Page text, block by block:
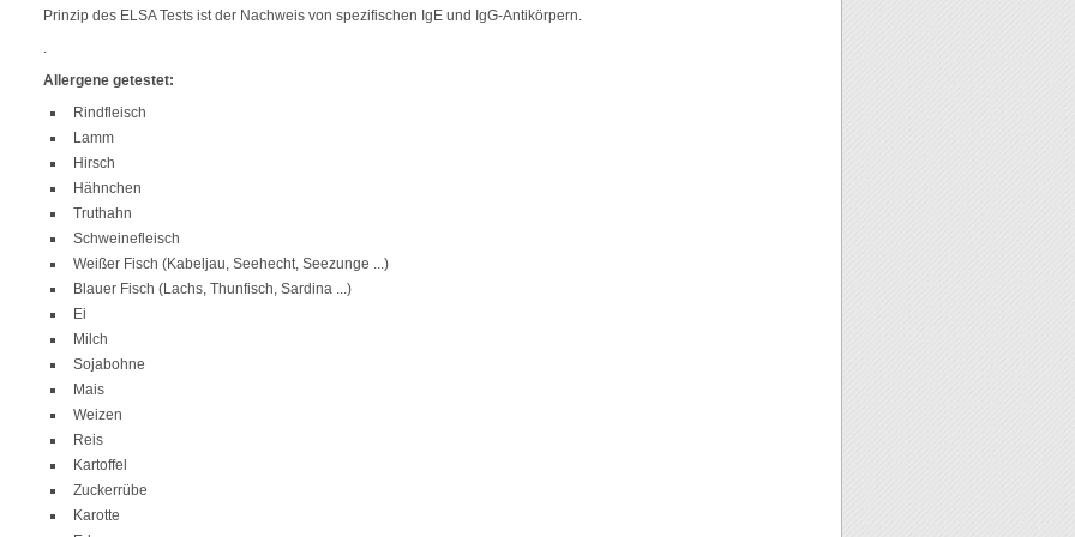
Prinzip des ELSA Tests ist der Nachweis von spezifischen IgE und IgG-Antikörpern.
.
Allergene getestet:
Rindfleisch
Lamm
Hirsch
Hähnchen
Truthahn
Schweinefleisch
Weißer Fisch (Kabeljau, Seehecht, Seezunge ...)
Blauer Fisch (Lachs, Thunfisch, Sardina ...)
Ei
Milch
Sojabohne
Mais
Weizen
Reis
Kartoffel
Zuckerrübe
Karotte